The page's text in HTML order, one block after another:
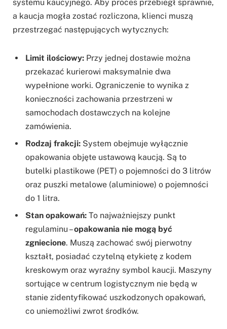
systemu kaucyjnego. Aby proces przebiegł sprawnie,
a kaucja mogła zostać rozliczona, klienci muszą
przestrzegać następujących wytycznych:
Limit ilościowy: Przy jednej dostawie można
przekazać kurierowi maksymalnie dwa
wypełnione worki. Ograniczenie to wynika z
konieczności zachowania przestrzeni w
samochodach dostawczych na kolejne
zamówienia.
Rodzaj frakcji: System obejmuje wyłącznie
opakowania objęte ustawową kaucją. Są to
butelki plastikowe (PET) o pojemności do 3 litrów
oraz puszki metalowe (aluminiowe) o pojemności
do 1 litra.
Stan opakowań: To najważniejszy punkt
regulaminu –opakowania nie mogą być
zgniecione. Muszą zachować swój pierwotny
kształt, posiadać czytelną etykietę z kodem
kreskowym oraz wyraźny symbol kaucji. Maszyny
sortujące w centrum logistycznym nie będą w
stanie zidentyfikować uszkodzonych opakowań,
co uniemożliwi zwrot środków.